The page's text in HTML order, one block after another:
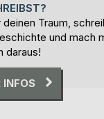
deinen Traum,
und mach
daraus!
INFOS